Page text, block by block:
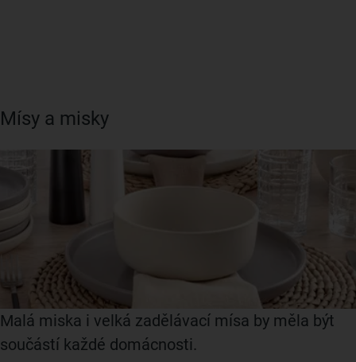
Mísy a misky
Malá miska i velká zadělávací mísa by měla být
součástí každé domácnosti.